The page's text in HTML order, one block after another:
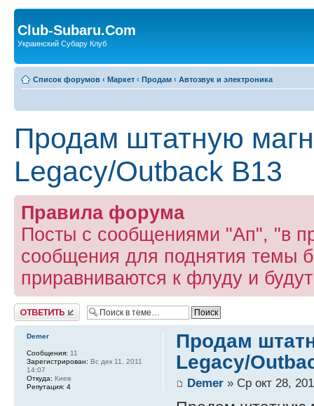
Club-Subaru.Com
Украинский Субару Клуб
Список форумов ‹ Маркет ‹ Продам ‹ Автозвук и электроника
Продам штатную
Legacy/Outback B13
Правила форума
Посты с сообщениями "Ап", "в
сообщения для поднятия темы
приравниваются к флуду и
Ответить
Продам
Legacy/
Demer» Ср окт 28,
Demer
Сообщения: 11
Зарегистрирован: Вс дек 11, 2011
14:07
Откуда: Киев
Репутация: 4